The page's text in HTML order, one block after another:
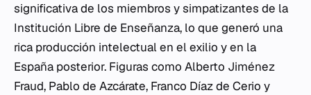
significativa de los miembros y simpatizantes de la
Institución Libre de Enseñanza, lo que generó una
rica producción intelectual en el exilio y en la
España posterior. Figuras como Alberto Jiménez
Fraud, Pablo de Azcárate, Franco Díaz de Cerio y